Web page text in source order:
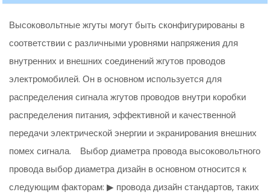
Высоковольтные жгуты могут быть сконфигурированы в
соответствии с различными уровнями напряжения для
внутренних и внешних соединений жгутов проводов
электромобилей. Он в основном используется для
распределения сигнала жгутов проводов внутри коробки
распределения питания, эффективной и качественной
передачи электрической энергии и экранирования внешних
помех сигнала. Выбор диаметра провода высоковольтного
провода выбор диаметра дизайн в основном относится к
следующим факторам: ▶ провода дизайн стандартов, таких